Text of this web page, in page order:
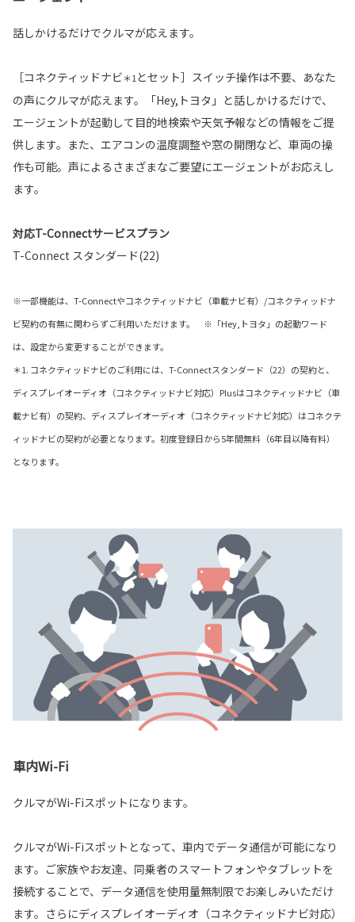
話しかけるだけでクルマが応えます。
［コネクティッドナビ＊1 とセット］スイッチ操作は不要、あなた
の声にクルマが応えます。「Hey,トヨタ」と話しかけるだけで、
エージェントが起動して目的地検索や天気予報などの情報をご提
供します。また、エアコンの温度調整や窓の開閉など、車両の操
作も可能。声によるさまざまなご要望にエージェントがお応えし
ます。
対応T-Connectサービスプラン
T-Connect スタンダード(22)
※一部機能は、T-Connectやコネクティッドナビ（車載ナビ有）/コネクティッドナ
ビ契約の有無に関わらずご利用いただけます。 ※「Hey,トヨタ」の起動ワード
は、設定から変更することができます。
＊1. コネクティッドナビのご利用には、T-Connectスタンダード（22）の契約と、
ディスプレイオーディオ（コネクティッドナビ対応）Plusはコネクティッドナビ（車
載ナビ有）の契約、ディスプレイオーディオ（コネクティッドナビ対応）はコネクテ
ィッドナビの契約が必要となります。初度登録日から5年間無料（6年目以降有料）
となります。
車内Wi-Fi
クルマがWi-Fiスポットになります。
クルマがWi-Fiスポットとなって、車内でデータ通信が可能になり
ます。ご家族やお友達、同乗者のスマートフォンやタブレットを
接続することで、データ通信を使用量無制限でお楽しみいただけ
ます。さらにディスプレイオーディオ（コネクティッドナビ対応）